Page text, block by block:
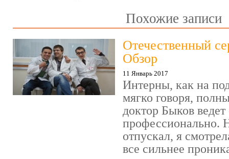
Похожие записи
Отечественный
Обзор
11 Январь 2017
Интерны, как на
мягко говоря,
доктор Быков ведет
профессионально.
отпускал, я
все сильнее